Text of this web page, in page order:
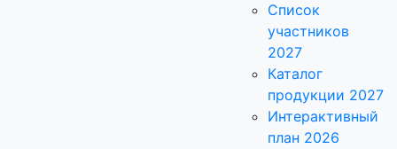
Список
участников
2027
Каталог
продукции 2027
Интерактивный
план 2026